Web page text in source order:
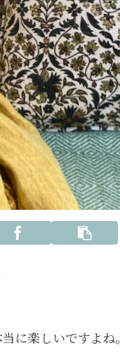
に楽しいですよね。